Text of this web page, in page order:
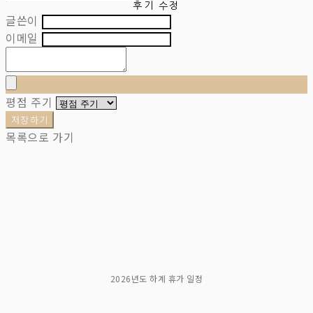
후기 수정
글쓴이
이메일
평점 주기
저장하기
목록으로 가기
2026년도 하계 휴가 일정